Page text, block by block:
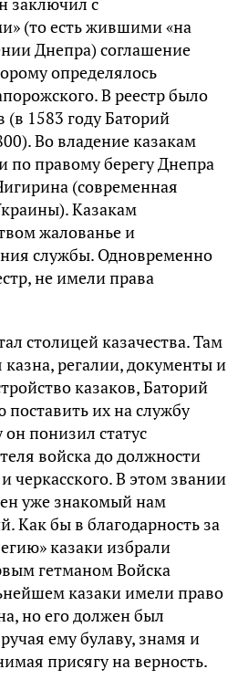
(то есть жившими «на
Днепра) соглашение
определялось
В реестр было
(в 1583 году Баторий
Во владение казакам
по правому берегу Днепра
(современная
Казакам
жалованье и
службы. Одновременно
не имели права
столицей казачества. Там
казна, регалии, документы и
казаков, Баторий
их на службу
он понизил статус
войска до должности
черкасского. В этом звании
уже знакомый нам
Как бы в благодарность за
казаки избрали
гетманом Войска
казаки имели право
но его должен был
ему булаву, знамя и
присягу на верность.